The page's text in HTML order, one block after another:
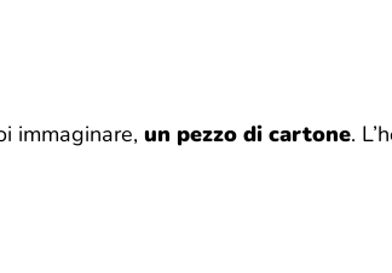
immaginare, un pezzo di cartone.